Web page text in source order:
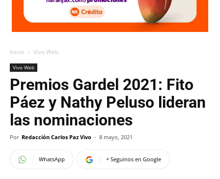
Inicio Vivo Web
Vivo Web
Premios Gardel 2021: Fito
Páez y Nathy Peluso lideran
las nominaciones
Por Redacción Carlos Paz Vivo - 8 mayo, 2021
WhatsApp + Seguinos en Google